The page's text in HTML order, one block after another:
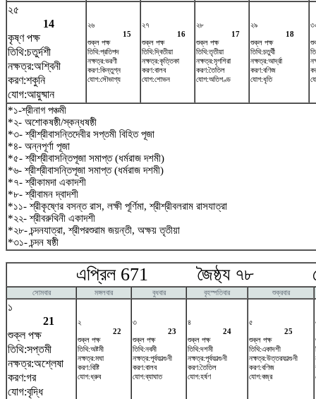
২৫
14
কৃষ্ণ পক্ষ
তিথি:চতুর্দশী
নক্ষত্র:অশ্বিনী
করণ:শকুনি
যোগ:আয়ুষ্মান
২৬
15
শুক্ল পক্ষ
তিথি:প্রতিপদ
নক্ষত্র:ভরণী
করণ:কিন্তুগ্ন
যোগ:সৌভাগ্য
২৭
16
শুক্ল পক্ষ
তিথি:দ্বিতীয়া
নক্ষত্র:কৃত্তিকা
করণ:বালব
যোগ:শোভন
২৮
17
শুক্ল পক্ষ
তিথি:তৃতীয়া
নক্ষত্র:মৃগশিরা
করণ:তৈতিল
যোগ:অতিগণ্ড
২৯
18
শুক্ল পক্ষ
তিথি:চতুর্থী
নক্ষত্র:আর্দ্রা
করণ:বণিজ
যোগ:ধৃতি
*১-শ্রীনাগ পঞ্চমী
*২- অশোকষষ্ঠী/স্কন্ধষষ্ঠী
*৩- শ্রীশ্রীবাসন্তিদেবীর সপ্তমী বিহিত পূজা
*৪- অন্নপূর্ণা পূজা
*৫- শ্রীশ্রীবাসন্তিপূজা সমাপ্ত (ধর্মরাজ দশমী)
*৬- শ্রীশ্রীবাসন্তিপূজা সমাপ্ত (ধর্মরাজ দশমী)
*৭- শ্রীকামদা একাদশী
*৮- শ্রীবামন দ্বাদশী
*১১- শ্রীকৃষ্ণের বসন্ত রাস, লক্ষী পূর্ণিমা, শ্রীশ্রীবলরাম রাসযাত্রা
*২২- শ্রীবরুথিনী একাদশী
*২৮- চন্দনযাত্রা, শ্রীপরশুরাম জয়ন্তী, অক্ষয় তৃতীয়া
*৩১- চন্দন ষষ্ঠী
এপ্রিল 671 জৈষ্ঠ্য ৭৮
সোমবার মঙ্গলবার বুধবার বৃহস্পতিবার শুক্রবার
১
21
শুক্ল পক্ষ
তিথি:সপ্তমী
নক্ষত্র:অশ্লেষা
করণ:গর
যোগ:বৃদ্ধি
২
22
শুক্ল পক্ষ
তিথি:অষ্টমী
নক্ষত্র:মঘা
করণ:বিষ্টি
যোগ:ধ্রুব
৩
23
শুক্ল পক্ষ
তিথি:নবমী
নক্ষত্র:পূর্বফাল্গুনী
করণ:বালব
যোগ:ব্যাঘাত
৪
24
শুক্ল পক্ষ
তিথি:দশমী
নক্ষত্র:পূর্বফাল্গুনী
করণ:তৈতিল
যোগ:হর্ষণ
৫
25
শুক্ল পক্ষ
তিথি:একাদশী
নক্ষত্র:উত্তরফাল্গুনী
করণ:বণিজ
যোগ:বজ্র